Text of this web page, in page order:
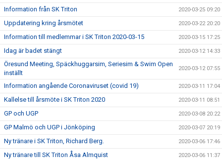
Information från SK Triton 2020-03-25 09:20
Uppdatering kring årsmötet 2020-03-22 20:20
Information till medlemmar i SK Triton 2020-03-15 2020-03-15 17:25
Idag är badet stängt 2020-03-12 14:33
Öresund Meeting, Späckhuggarsim, Seriesim & Swim Open
inställt
2020-03-12 07:55
Information angående Coronaviruset (covid 19) 2020-03-11 17:04
Kallelse till årsmöte i SK Triton 2020 2020-03-11 08:51
GP och UGP 2020-03-08 20:22
GP Malmö och UGP i Jönköping 2020-03-07 20:19
Ny tränare i SK Triton, Richard Berg. 2020-03-06 17:46
Ny tränare till SK Triton Åsa Almquist 2020-03-06 11:37